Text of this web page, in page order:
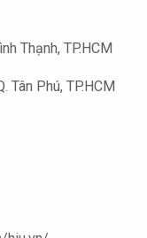
Thạnh, TP.HCM
Tân Phú, TP.HCM